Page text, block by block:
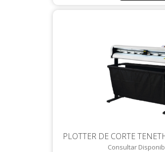
PLOTTER DE CORTE
Consultar